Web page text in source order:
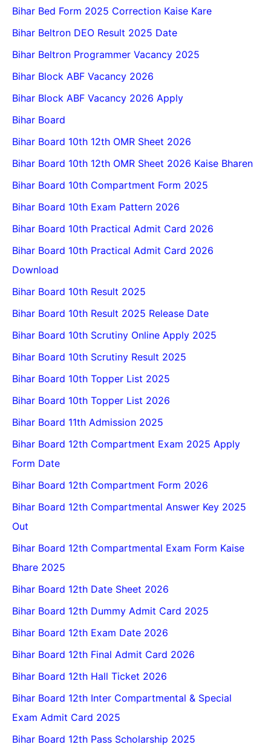
Bihar Bed Form 2025 Correction Kaise Kare
Bihar Beltron DEO Result 2025 Date
Bihar Beltron Programmer Vacancy 2025
Bihar Block ABF Vacancy 2026
Bihar Block ABF Vacancy 2026 Apply
Bihar Board
Bihar Board 10th 12th OMR Sheet 2026
Bihar Board 10th 12th OMR Sheet 2026 Kaise Bharen
Bihar Board 10th Compartment Form 2025
Bihar Board 10th Exam Pattern 2026
Bihar Board 10th Practical Admit Card 2026
Bihar Board 10th Practical Admit Card 2026
Download
Bihar Board 10th Result 2025
Bihar Board 10th Result 2025 Release Date
Bihar Board 10th Scrutiny Online Apply 2025
Bihar Board 10th Scrutiny Result 2025
Bihar Board 10th Topper List 2025
Bihar Board 10th Topper List 2026
Bihar Board 11th Admission 2025
Bihar Board 12th Compartment Exam 2025 Apply
Form Date
Bihar Board 12th Compartment Form 2026
Bihar Board 12th Compartmental Answer Key 2025
Out
Bihar Board 12th Compartmental Exam Form Kaise
Bhare 2025
Bihar Board 12th Date Sheet 2026
Bihar Board 12th Dummy Admit Card 2025
Bihar Board 12th Exam Date 2026
Bihar Board 12th Final Admit Card 2026
Bihar Board 12th Hall Ticket 2026
Bihar Board 12th Inter Compartmental & Special
Exam Admit Card 2025
Bihar Board 12th Pass Scholarship 2025